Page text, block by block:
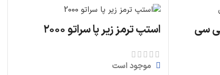
کمک فنراستپ ترمز زیر پا سراتو ۲۰۰۰
موجود است